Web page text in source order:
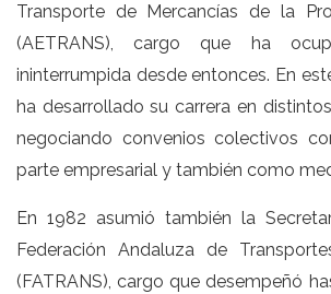
Transporte de Mercancías de la
(AETRANS), cargo que ha
ininterrumpida desde entonces. En
ha desarrollado su carrera en
negociando convenios colectivos
parte empresarial y también como
En 1982 asumió también la
Federación Andaluza de
(FATRANS), cargo que desempeñó